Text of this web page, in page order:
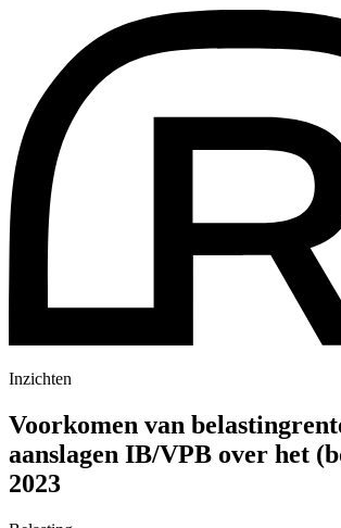
Inzichten
Voorkomen van
aanslagen IB/VPB over het
2023